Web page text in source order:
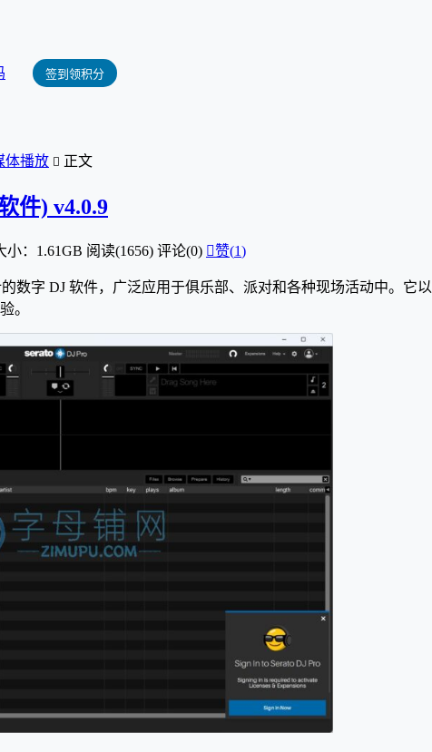
签到领积分
体播放  正文
件) v4.0.9
小：1.61GB 阅读(1656) 评论(0) 赞(1)
的数字 DJ 软件，广泛应用于俱乐部、派对和各种现场活动中。
。